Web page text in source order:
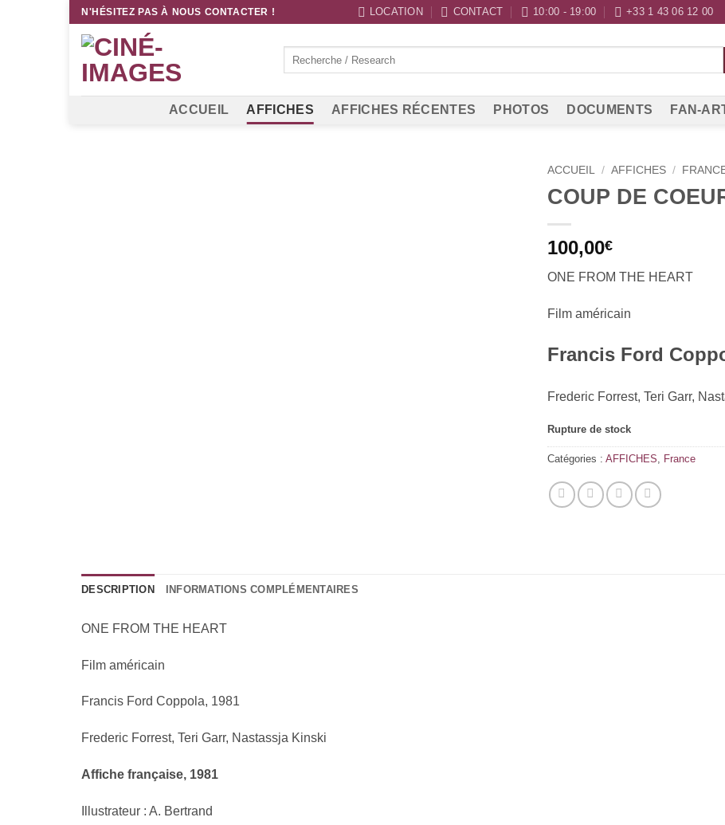
Passer
contenu
N'HÉSITEZ PAS À NOUS CONTACTER ! LOCATION CONTACT 10:00 - 19:00 +33 1 43 06 12 00
ACCUEIL AFFICHES AFFICHES RÉCENTES PHOTOS DOCUMENTS FAN-
ACCUEIL / AFFICHES /
COUP DE
100,00€
ONE FROM THE HEART
Film américain
Francis Ford
Frederic Forrest, Teri Garr,
Rupture de stock
Catégories : AFFICHES France
DESCRIPTION INFORMATIONS COMPLÉMENTAIRES
ONE FROM THE HEART
Film américain
Francis Ford Coppola, 1981
Frederic Forrest, Teri Garr, Nastassja Kinski
Affiche française, 1981
Illustrateur : A. Bertrand